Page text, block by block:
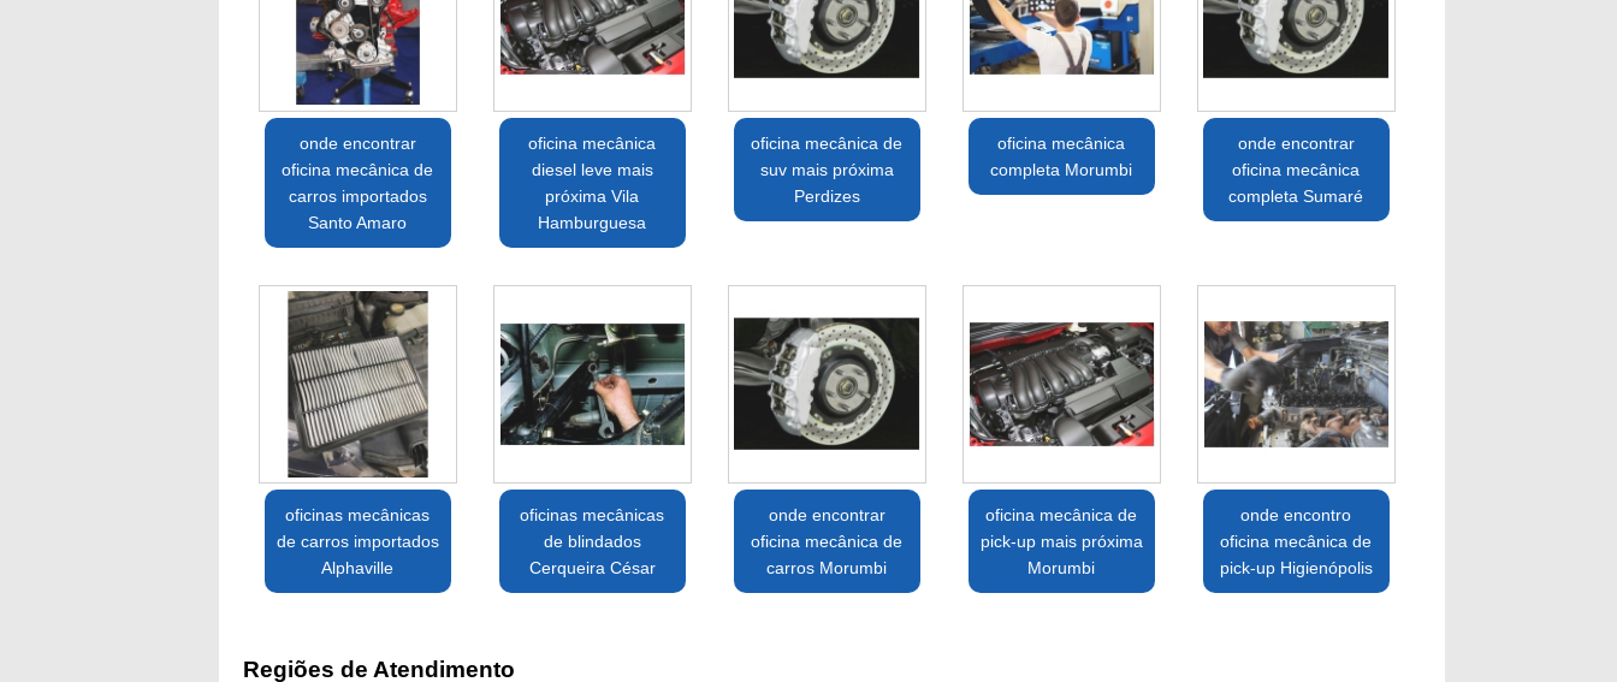
onde encontrar
oficina mecânica de
carros importados
Santo Amaro
oficina mecânica
diesel leve mais
próxima Vila
Hamburguesa
oficina mecânica de
suv mais próxima
Perdizes
oficina mecânica
completa Morumbi
onde encontrar
oficina mecânica
completa Sumaré
oficinas mecânicas
de carros importados
Alphaville
oficinas mecânicas
de blindados
Cerqueira César
onde encontrar
oficina mecânica de
carros Morumbi
oficina mecânica de
pick-up mais próxima
Morumbi
onde encontro
oficina mecânica de
pick-up Higienópolis
Regiões de Atendimento